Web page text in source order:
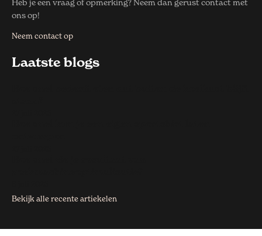
ons op!
Neem contact op
Laatste blogs
Bekijk alle recente artiekelen